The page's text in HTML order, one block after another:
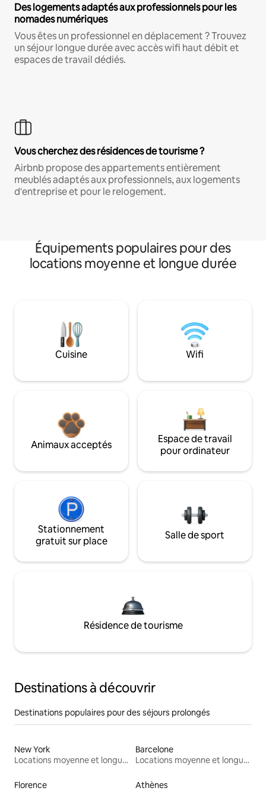
Des logements adaptés aux professionnels pour les
nomades numériques
Vous êtes un professionnel en déplacement ? Trouvez
un séjour longue durée avec accès wifi haut débit et
espaces de travail dédiés.
Vous cherchez des résidences de tourisme ?
Airbnb propose des appartements entièrement
meublés adaptés aux professionnels, aux logements
d'entreprise et pour le relogement.
Équipements populaires pour des
locations moyenne et longue durée
Cuisine Wifi
Animaux acceptés
Espace de travail
pour ordinateur
Stationnement
gratuit sur place
Salle de sport
Résidence de tourisme
Destinations à découvrir
Destinations populaires pour des séjours prolongés
New York
Locations moyenne et longue durée
Barcelone
Locations moyenne et longue durée
Florence
Athènes